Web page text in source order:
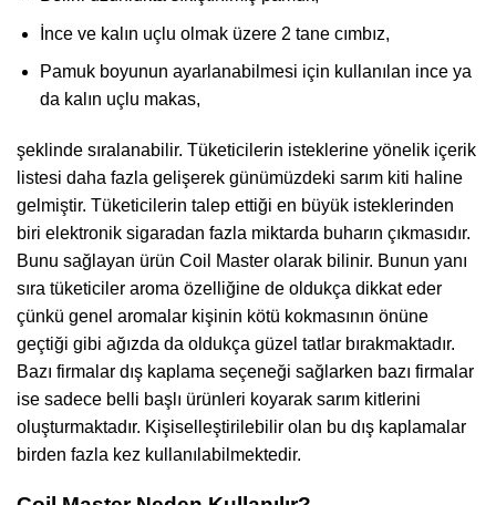
İnce ve kalın uçlu olmak üzere 2 tane cımbız,
Pamuk boyunun ayarlanabilmesi için kullanılan ince ya
da kalın uçlu makas,
şeklinde sıralanabilir. Tüketicilerin isteklerine yönelik içerik
listesi daha fazla gelişerek günümüzdeki sarım kiti haline
gelmiştir. Tüketicilerin talep ettiği en büyük isteklerinden
biri elektronik sigaradan fazla miktarda buharın çıkmasıdır.
Bunu sağlayan ürün Coil Master olarak bilinir. Bunun yanı
sıra tüketiciler aroma özelliğine de oldukça dikkat eder
çünkü genel aromalar kişinin kötü kokmasının önüne
geçtiği gibi ağızda da oldukça güzel tatlar bırakmaktadır.
Bazı firmalar dış kaplama seçeneği sağlarken bazı firmalar
ise sadece belli başlı ürünleri koyarak sarım kitlerini
oluşturmaktadır. Kişiselleştirilebilir olan bu dış kaplamalar
birden fazla kez kullanılabilmektedir.